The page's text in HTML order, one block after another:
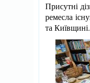
Присутні
ремесла
та Київщині.